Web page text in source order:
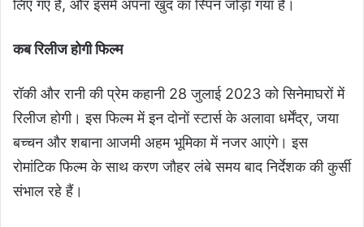
लिए गए हैं, और इसमें अपना खुद का स्पिन जोड़ा गया है।
कब रिलीज होगी फिल्म
रॉकी और रानी की प्रेम कहानी 28 जुलाई 2023 को सिनेमाघरों में
रिलीज होगी। इस फिल्म में इन दोनों स्टार्स के अलावा धर्मेंद्र, जया
बच्चन और शबाना आजमी अहम भूमिका में नजर आएंगे। इस
रोमांटिक फिल्म के साथ करण जौहर लंबे समय बाद निर्देशक की कुर्सी
संभाल रहे हैं।